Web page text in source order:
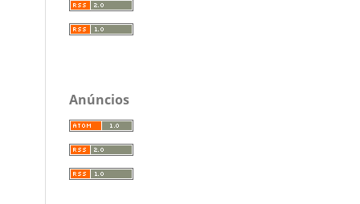
Anúncios